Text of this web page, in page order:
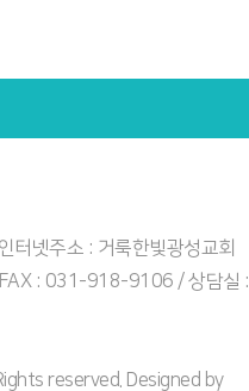
터넷주소 : 거룩한빛광성교회
: 031-918-9106 / 상담실 :
reserved. Designed by